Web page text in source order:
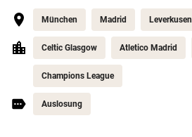
München Madrid Leverkusen
Celtic Glasgow Atletico Madrid
Champions League
Auslosung